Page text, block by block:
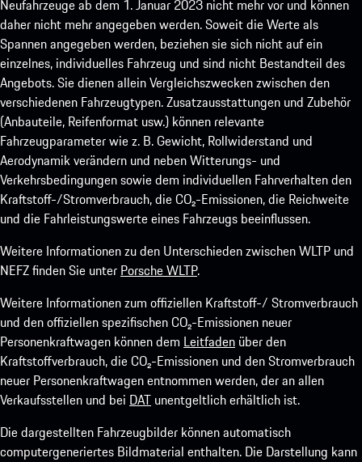
Neufahrzeuge ab dem 1. Januar 2023 nicht mehr vor und können
daher nicht mehr angegeben werden. Soweit die Werte als
Spannen angegeben werden, beziehen sie sich nicht auf ein
einzelnes, individuelles Fahrzeug und sind nicht Bestandteil des
Angebots. Sie dienen allein Vergleichszwecken zwischen den
verschiedenen Fahrzeugtypen. Zusatzausstattungen und Zubehör
(Anbauteile, Reifenformat usw.) können relevante
Fahrzeugparameter wie z. B. Gewicht, Rollwiderstand und
Aerodynamik verändern und neben Witterungs- und
Verkehrsbedingungen sowie dem individuellen Fahrverhalten den
Kraftstoff-/Stromverbrauch, die CO₂-Emissionen, die Reichweite
und die Fahrleistungswerte eines Fahrzeugs beeinflussen.
Weitere Informationen zu den Unterschieden zwischen WLTP und
NEFZ finden Sie unter Porsche WLTP.
Weitere Informationen zum offiziellen Kraftstoff-/ Stromverbrauch
und den offiziellen spezifischen CO₂-Emissionen neuer
Personenkraftwagen können dem Leitfaden über den
Kraftstoffverbrauch, die CO₂-Emissionen und den Stromverbrauch
neuer Personenkraftwagen entnommen werden, der an allen
Verkaufsstellen und bei DAT unentgeltlich erhältlich ist.
Die dargestellten Fahrzeugbilder können automatisch
computergeneriertes Bildmaterial enthalten. Die Darstellung kann